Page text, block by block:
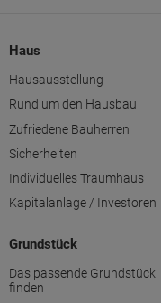
Haus
Hausausstellung
Rund um den Hausbau
Zufriedene Bauherren
Sicherheiten
Individuelles Traumhaus
Kapitalanlage / Investoren
Grundstück
Das passende Grundstück
finden